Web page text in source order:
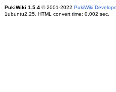
PukiWiki 1.5.4© 2001-2022 PukiWiki
1ubuntu2.25. HTML convert time: 0.002 sec.